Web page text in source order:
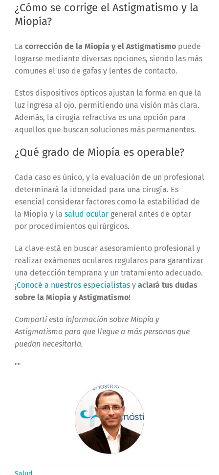
¿Cómo se corrige el Astigmatismo y la
Miopía?
La corrección de la Miopía y el Astigmatismo puede
lograrse mediante diversas opciones, siendo las más
comunes el uso de gafas y lentes de contacto.
Estos dispositivos ópticos ajustan la forma en que la
luz ingresa al ojo, permitiendo una visión más clara.
Además, la cirugía refractiva es una opción para
aquellos que buscan soluciones más permanentes.
¿Qué grado de Miopía es operable?
Cada caso es único, y la evaluación de un profesional
determinará la idoneidad para una cirugía. Es
esencial considerar factores como la estabilidad de
la Miopía y la salud oculargeneral antes de optar
por procedimientos quirúrgicos.
La clave está en buscar asesoramiento profesional y
realizar exámenes oculares regulares para garantizar
una detección temprana y un tratamiento adecuado.
¡Conocé a nuestros especialistasy aclará tus dudas
sobre la Miopía y Astigmatismo!
Compartí esta información sobre Miopía y
Astigmatismo para que llegue a más personas que
puedan necesitarla.
""